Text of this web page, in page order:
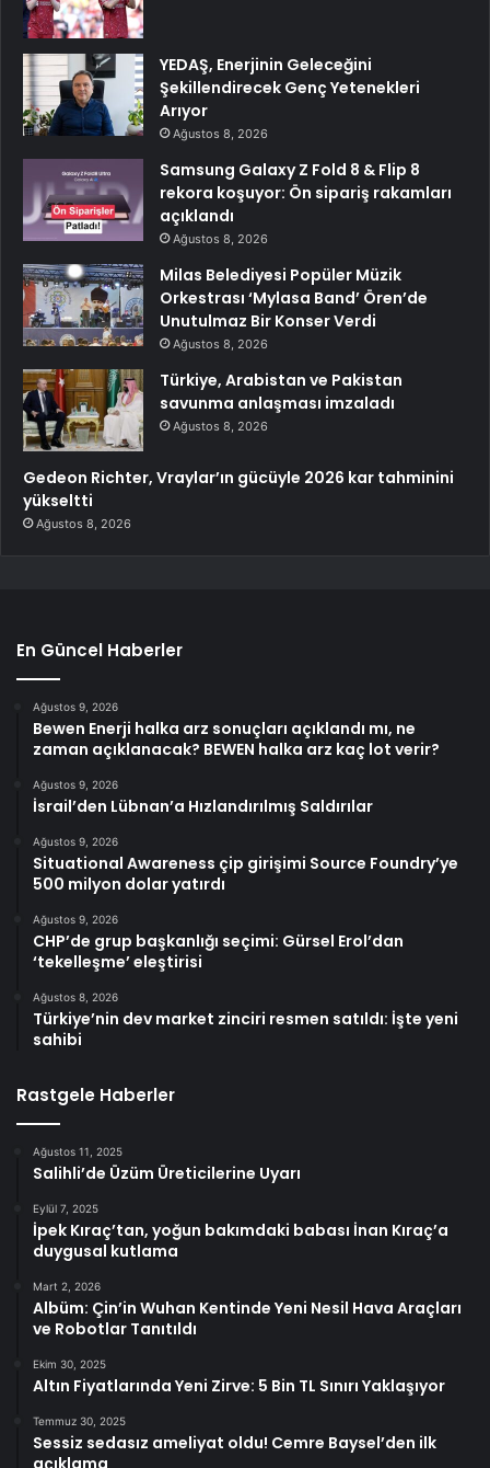
YEDAŞ, Enerjinin Geleceğini
Şekillendirecek Genç Yetenekleri
Arıyor
Ağustos 8, 2026
Samsung Galaxy Z Fold 8 & Flip 8
rekora koşuyor: Ön sipariş rakamları
açıklandı
Ağustos 8, 2026
Milas Belediyesi Popüler Müzik
Orkestrası ‘Mylasa Band’ Ören’de
Unutulmaz Bir Konser Verdi
Ağustos 8, 2026
Türkiye, Arabistan ve Pakistan
savunma anlaşması imzaladı
Ağustos 8, 2026
Gedeon Richter, Vraylar’ın gücüyle 2026 kar tahminini
yükseltti
Ağustos 8, 2026
En Güncel Haberler
Ağustos 9, 2026
Bewen Enerji halka arz sonuçları açıklandı mı, ne
zaman açıklanacak? BEWEN halka arz kaç lot verir?
Ağustos 9, 2026
İsrail’den Lübnan’a Hızlandırılmış Saldırılar
Ağustos 9, 2026
Situational Awareness çip girişimi Source Foundry’ye
500 milyon dolar yatırdı
Ağustos 9, 2026
CHP’de grup başkanlığı seçimi: Gürsel Erol’dan
‘tekelleşme’ eleştirisi
Ağustos 8, 2026
Türkiye’nin dev market zinciri resmen satıldı: İşte yeni
sahibi
Rastgele Haberler
Ağustos 11, 2025
Salihli’de Üzüm Üreticilerine Uyarı
Eylül 7, 2025
İpek Kıraç’tan, yoğun bakımdaki babası İnan Kıraç’a
duygusal kutlama
Mart 2, 2026
Albüm: Çin’in Wuhan Kentinde Yeni Nesil Hava Araçları
ve Robotlar Tanıtıldı
Ekim 30, 2025
Altın Fiyatlarında Yeni Zirve: 5 Bin TL Sınırı Yaklaşıyor
Temmuz 30, 2025
Sessiz sedasız ameliyat oldu! Cemre Baysel’den ilk
açıklama